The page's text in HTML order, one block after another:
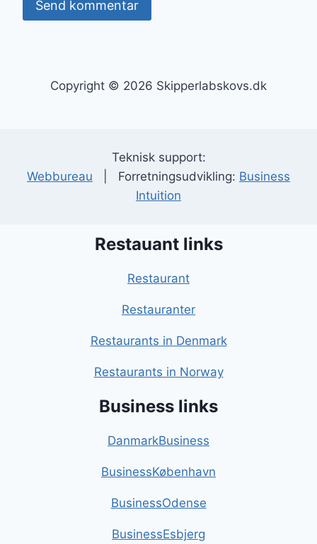
Copyright © 2026 Skipperlabskovs.dk
Teknisk support:
Webbureau | Forretningsudvikling: Business
Intuition
Restauant links
Restaurant
Restauranter
Restaurants in Denmark
Restaurants in Norway
Business links
DanmarkBusiness
BusinessKøbenhavn
BusinessOdense
BusinessEsbjerg